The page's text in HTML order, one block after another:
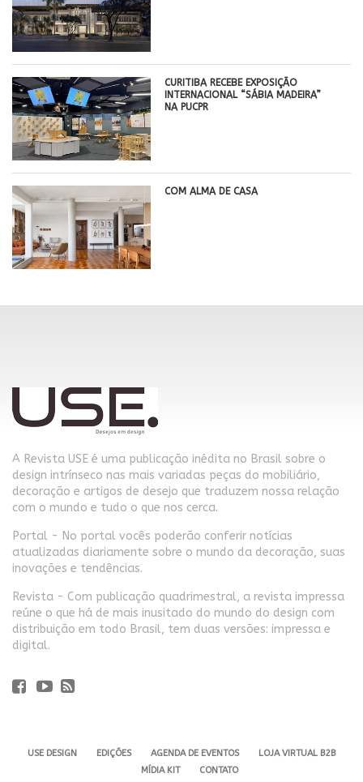
CURITIBA RECEBE EXPOSIÇÃO
INTERNACIONAL “SÁBIA MADEIRA”
NA PUCPR
COM ALMA DE CASA
A Revista USE é uma publicação inédita no Brasil sobre o
design intrínseco nas mais variadas peças do mobiliário,
decoração e artigos de desejo que traduzem nossa relação
com o mundo e tudo o que nos cerca.
Portal - No portal vocês poderão conferir notícias
atualizadas diariamente sobre o mundo da decoração, suas
inovações e tendências.
Revista - Com publicação quadrimestral, a revista impressa
reúne o que há de mais inusitado do mundo do design com
distribuição em todo Brasil, tem duas versões: impressa e
digital.
USE DESIGN EDIÇÕES AGENDA DE EVENTOS
LOJA VIRTUAL B2B
MÍDIA KIT
CONTATO